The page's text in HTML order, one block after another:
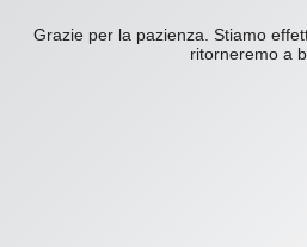
Grazie per la pazienza. Stiamo
ritorneremo a